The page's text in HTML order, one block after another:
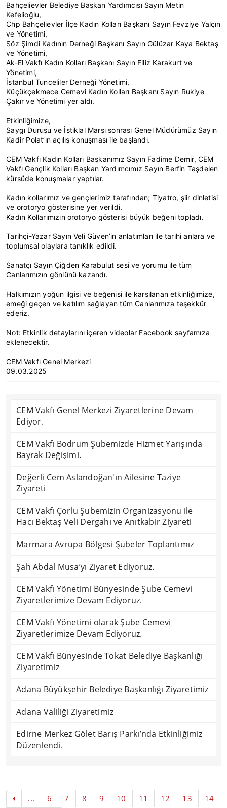
Bahçelievler Belediye Başkan Yardımcısı Sayın Metin
Kefelioğlu,
Chp Bahçelievler İlçe Kadın Kolları Başkanı Sayın Fevziye Yalçın
ve Yönetimi,
Söz Şimdi Kadının Derneği Başkanı Sayın Gülüzar Kaya Bektaş
ve Yönetimi,
Ak-El Vakfı Kadın Kolları Başkanı Sayın Filiz Karakurt ve
Yönetimi,
İstanbul Tunceliler Derneği Yönetimi,
Küçükçekmece Cemevi Kadın Kolları Başkanı Sayın Rukiye
Çakır ve Yönetimi yer aldı.
Etkinliğimize,
Saygı Duruşu ve İstiklal Marşı sonrası Genel Müdürümüz Sayın
Kadir Polat’ın açılış konuşması ile başlandı.
CEM Vakfı Kadın Kolları Başkanımız Sayın Fadime Demir, CEM
Vakfı Gençlik Kolları Başkan Yardımcımız Sayın Berfin Taşdelen
kürsüde konuşmalar yaptılar.
Kadın kollarımız ve gençlerimiz tarafından; Tiyatro, şiir dinletisi
ve orotoryo gösterisine yer verildi.
Kadın Kollarımızın orotoryo gösterisi büyük beğeni topladı.
Tarihçi-Yazar Sayın Veli Güven’in anlatımları ile tarihi anlara ve
toplumsal olaylara tanıklık edildi.
Sanatçı Sayın Çiğden Karabulut sesi ve yorumu ile tüm
Canlarımızın gönlünü kazandı.
Halkımızın yoğun ilgisi ve beğenisi ile karşılanan etkinliğimize,
emeği geçen ve katılım sağlayan tüm Canlarımıza teşekkür
ederiz.
Not: Etkinlik detaylarını içeren videolar Facebook sayfamıza
eklenecektir.
CEM Vakfı Genel Merkezi
09.03.2025
CEM Vakfı Genel Merkezi Ziyaretlerine Devam
Ediyor.
CEM Vakfı Bodrum Şubemizde Hizmet Yarışında
Bayrak Değişimi.
Değerli Cem Aslandoğan'ın Ailesine Taziye
Ziyareti
CEM Vakfı Çorlu Şubemizin Organizasyonu ile
Hacı Bektaş Veli Dergahı ve Anıtkabir Ziyareti
Marmara Avrupa Bölgesi Şubeler Toplantımız
Şah Abdal Musa’yı Ziyaret Ediyoruz.
CEM Vakfı Yönetimi Bünyesinde Şube Cemevi
Ziyaretlerimize Devam Ediyoruz.
CEM Vakfı Yönetimi olarak Şube Cemevi
Ziyaretlerimize Devam Ediyoruz.
CEM Vakfı Bünyesinde Tokat Belediye Başkanlığı
Ziyaretimiz
Adana Büyükşehir Belediye Başkanlığı Ziyaretimiz
Adana Valiliği Ziyaretimiz
Edirne Merkez Gölet Barış Parkı’nda Etkinliğimiz
Düzenlendi.
... 6 7 8 9 10 11 12 13 14